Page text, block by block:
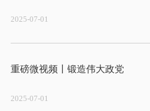
2025-07-01
2025-07-01